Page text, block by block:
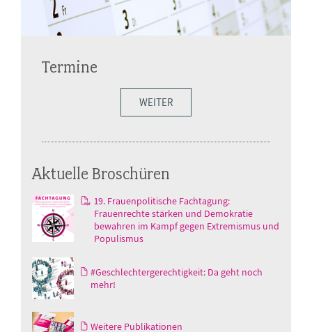
Termine
WEITER
Aktuelle Broschüren
19. Frauenpolitische Fachtagung:
Frauenrechte stärken und Demokratie
bewahren im Kampf gegen Extremismus und
Populismus
#Geschlechtergerechtigkeit: Da geht noch
mehr!
Weitere Publikationen